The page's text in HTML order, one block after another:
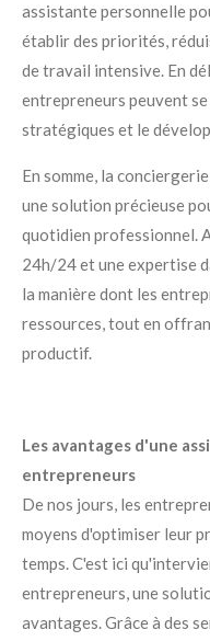
assistante personnelle
établir des priorités,
de travail intensive. En
entrepreneurs peuvent
stratégiques et le
En somme, la
une solution précieuse
quotidien professionnel.
24h/24 et une expertise
la manière dont les
ressources, tout en
productif.
Les avantages d'une
entrepreneurs
De nos jours, les
moyens d'optimiser leur
temps. C'est ici
entrepreneurs, une
avantages. Grâce à des